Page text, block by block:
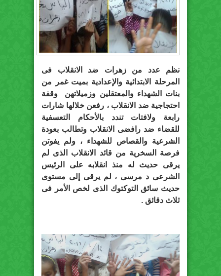
نظم عدد من زهرات ضد الانقلاب فى
المرحلة الابتدائية والإعدادية بميت غمر من
بنات الشهداء والمعتقلين وزميلاتهن وقفة
احتجاجية ضد الانقلاب ، رفعن خلالها شارات
رابعة ولافتات تندد بالأحكام التعسفية
للقضاء ضد رافضى الانقلاب وتطالب بعودة
الشرعية والقصاص للشهداء ، ولم يفوتن
فرصة السخرية من قائد الانقلاب الذى لم
يرقى حديث له منذ انقلابه على الرئيس
الشرعى د مرسى ، لم يرقى إلى مستوى
حديث سائق التوكتوك الذى لخص الأمر فى
ثلاث دقائق .